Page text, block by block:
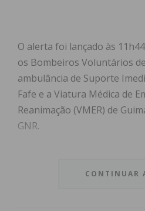
O alerta foi lançado às
os Bombeiros Voluntários
ambulância de Suporte
Fafe e a Viatura Médica de
Reanimação (VMER) de
GNR.
considerados graves e foi
CONTINUAR